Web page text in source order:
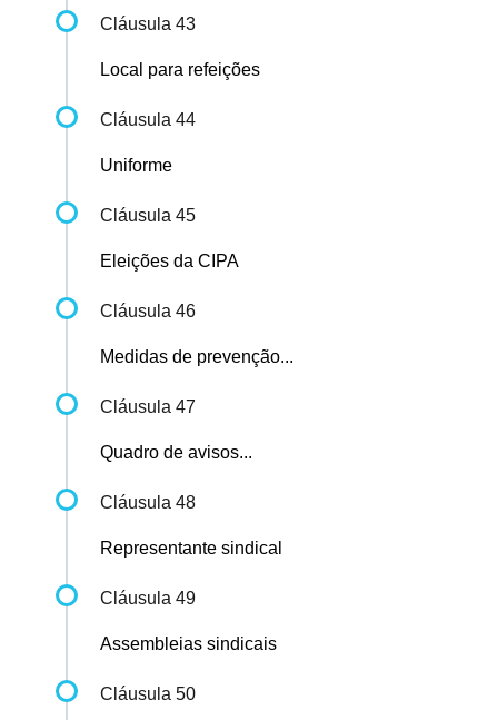
Cláusula 43
Local para refeições
Cláusula 44
Uniforme
Cláusula 45
Eleições da CIPA
Cláusula 46
Medidas de prevenção...
Cláusula 47
Quadro de avisos...
Cláusula 48
Representante sindical
Cláusula 49
Assembleias sindicais
Cláusula 50